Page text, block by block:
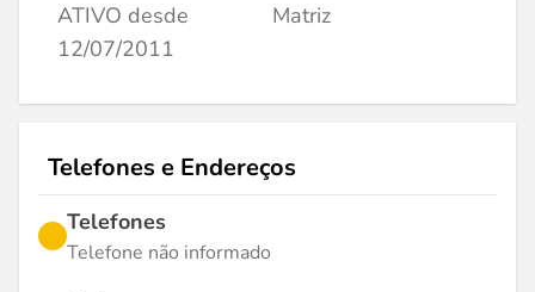
ATIVO desde
12/07/2011
Matriz
Telefones e Endereços
Telefones
Telefone não informado